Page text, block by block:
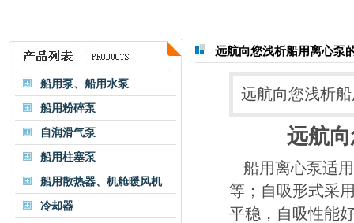
船用泵、船用水泵
船用粉碎泵
自润滑气泵
船用柱塞泵
船用散热器、机舱暖风机
冷却器
远航向您浅析船用离心泵
远航向您浅析
远航
船用离心泵适
等；自吸形式采
平稳，自吸性能